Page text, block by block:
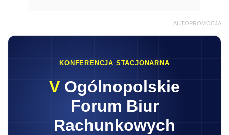
AUTOPROMOCJA
KONFERENCJA STACJONARNA
V Ogólnopolskie
Forum Biur
Rachunkowych